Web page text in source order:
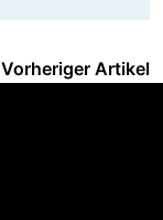
Vorheriger Artikel